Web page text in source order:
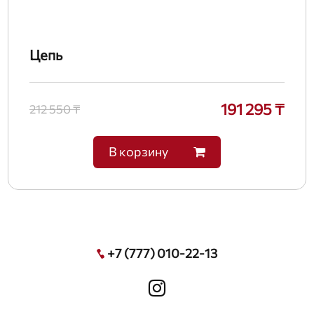
Цепь
212 550 ₸ 191 295 ₸
В корзину
+7 (777) 010-22-13